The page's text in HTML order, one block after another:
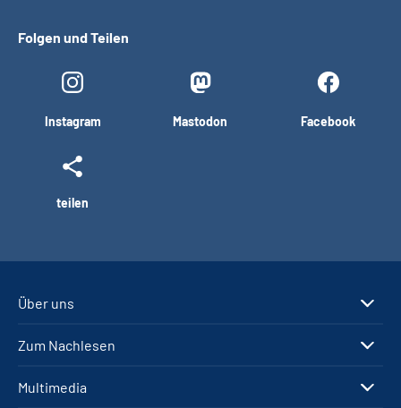
Folgen und Teilen
Instagram Mastodon Facebook
teilen
Über uns
Zum Nachlesen
Multimedia